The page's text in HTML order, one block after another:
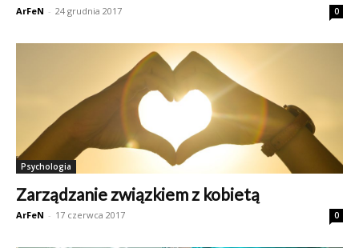
ArFeN - 24 grudnia 2017 0
Psychologia
Zarządzanie związkiem z kobietą
ArFeN - 17 czerwca 2017 0